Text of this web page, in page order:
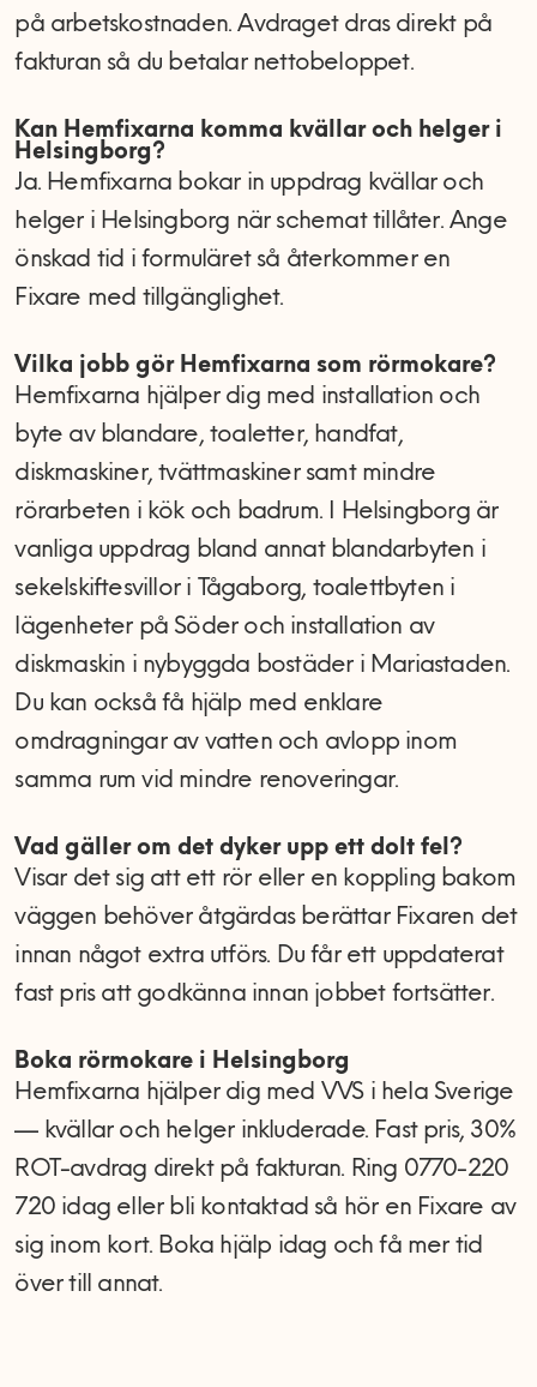
på arbetskostnaden. Avdraget dras direkt på
fakturan så du betalar nettobeloppet.
Kan Hemfixarna komma kvällar och helger i
Helsingborg?
Ja. Hemfixarna bokar in uppdrag kvällar och
helger i Helsingborg när schemat tillåter. Ange
önskad tid i formuläret så återkommer en
Fixare med tillgänglighet.
Vilka jobb gör Hemfixarna som rörmokare?
Hemfixarna hjälper dig med installation och
byte av blandare, toaletter, handfat,
diskmaskiner, tvättmaskiner samt mindre
rörarbeten i kök och badrum. I Helsingborg är
vanliga uppdrag bland annat blandarbyten i
sekelskiftesvillor i Tågaborg, toalettbyten i
lägenheter på Söder och installation av
diskmaskin i nybyggda bostäder i Mariastaden.
Du kan också få hjälp med enklare
omdragningar av vatten och avlopp inom
samma rum vid mindre renoveringar.
Vad gäller om det dyker upp ett dolt fel?
Visar det sig att ett rör eller en koppling bakom
väggen behöver åtgärdas berättar Fixaren det
innan något extra utförs. Du får ett uppdaterat
fast pris att godkänna innan jobbet fortsätter.
Boka rörmokare i Helsingborg
Hemfixarna hjälper dig med VVS i hela Sverige
— kvällar och helger inkluderade. Fast pris, 30%
ROT-avdrag direkt på fakturan. Ring 0770-220
720 idag eller bli kontaktad så hör en Fixare av
sig inom kort. Boka hjälp idag och få mer tid
över till annat.